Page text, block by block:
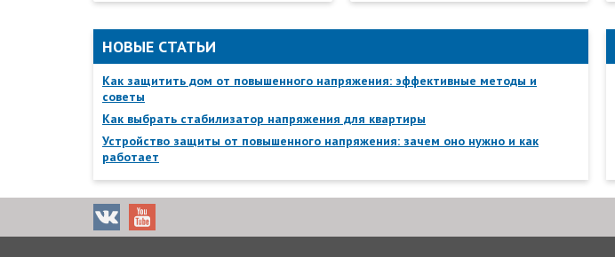
НОВЫЕ СТАТЬИ
Как защитить дом от повышенного напряжения: эффективные методы и
советы
Как выбрать стабилизатор напряжения для квартиры
Устройство защиты от повышенного напряжения: зачем оно нужно и как
работает